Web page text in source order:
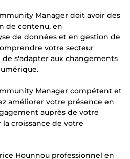
Manager doit avoir des
de contenu, en
de données et en gestion de
votre secteur
s'adapter aux changements
Manager compétent et
améliorer votre présence en
auprès de votre
croissance de votre
Hounnou professionnel en